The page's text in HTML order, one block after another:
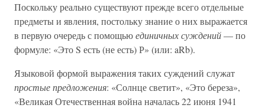
Поскольку реально существуют прежде всего отдельные
предметы и явления, постольку знание о них выражается
в первую очередь с помощьюединичных суждений— по
формуле: «Это S есть (не есть) Р» (или: aRb).
Языковой формой выражения таких суждений служат
простые предложения: «Солнце светит», «Это береза»,
«Великая Отечественная война началась 22 июня 1941